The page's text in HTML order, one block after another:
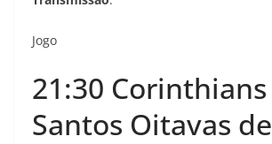
Jogo
21:30
Santos Oitavas